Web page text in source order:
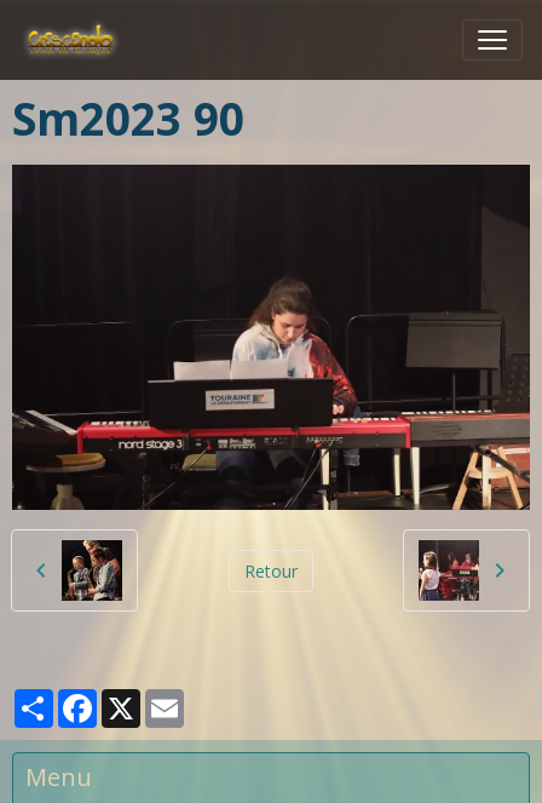
Sm2023 90
Retour
PartagerFacebook
X
Menu